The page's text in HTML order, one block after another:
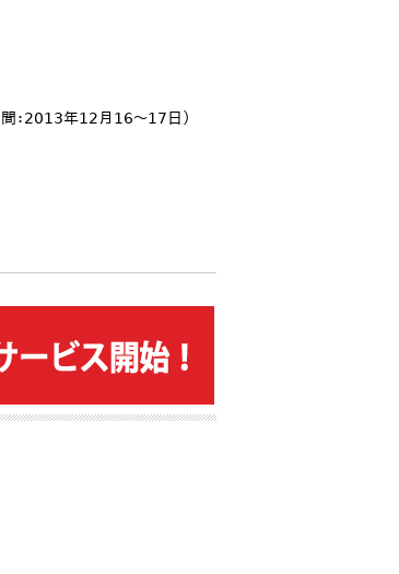
：2013年12月16～17日）